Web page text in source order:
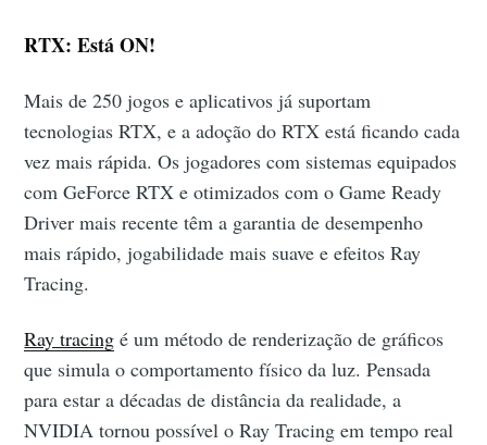
RTX: Está ON!
Mais de 250 jogos e aplicativos já suportam
tecnologias RTX, e a adoção do RTX está ficando cada
vez mais rápida. Os jogadores com sistemas equipados
com GeForce RTX e otimizados com o Game Ready
Driver mais recente têm a garantia de desempenho
mais rápido, jogabilidade mais suave e efeitos Ray
Tracing.
Ray tracing é um método de renderização de gráficos
que simula o comportamento físico da luz. Pensada
para estar a décadas de distância da realidade, a
NVIDIA tornou possível o Ray Tracing em tempo real